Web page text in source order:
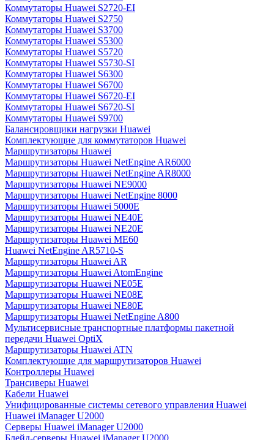
Коммутаторы Huawei S2720-EI
Коммутаторы Huawei S2750
Коммутаторы Huawei S3700
Коммутаторы Huawei S5300
Коммутаторы Huawei S5720
Коммутаторы Huawei S5730-SI
Коммутаторы Huawei S6300
Коммутаторы Huawei S6700
Коммутаторы Huawei S6720-EI
Коммутаторы Huawei S6720-SI
Коммутаторы Huawei S9700
Балансировщики нагрузки Huawei
Комплектующие для коммутаторов Huawei
Маршрутизаторы Huawei
Маршрутизаторы Huawei NetEngine AR6000
Маршрутизаторы Huawei NetEngine AR8000
Маршрутизаторы Huawei NE9000
Маршрутизаторы Huawei NetEngine 8000
Маршрутизаторы Huawei 5000E
Маршрутизаторы Huawei NE40E
Маршрутизаторы Huawei NE20E
Маршрутизаторы Huawei ME60
Huawei NetEngine AR5710-S
Маршрутизаторы Huawei AR
Маршрутизаторы Huawei AtomEngine
Маршрутизаторы Huawei NE05E
Маршрутизаторы Huawei NE08E
Маршрутизаторы Huawei NE80E
Маршрутизаторы Huawei NetEngine A800
Мультисервисные транспортные платформы пакетной
передачи Huawei OptiX
Маршрутизаторы Huawei ATN
Комплектующие для маршрутизаторов Huawei
Контроллеры Huawei
Трансиверы Huawei
Кабели Huawei
Унифицированные системы сетевого управления Huawei
Huawei iManager U2000
Серверы Huawei iManager U2000
Блейд-серверы Huawei iManager U2000